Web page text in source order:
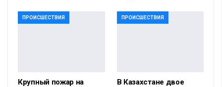
ПРОИСШЕСТВИЯ
Крупный пожар на
ПРОИСШЕСТВИЯ
В Казахстане двое